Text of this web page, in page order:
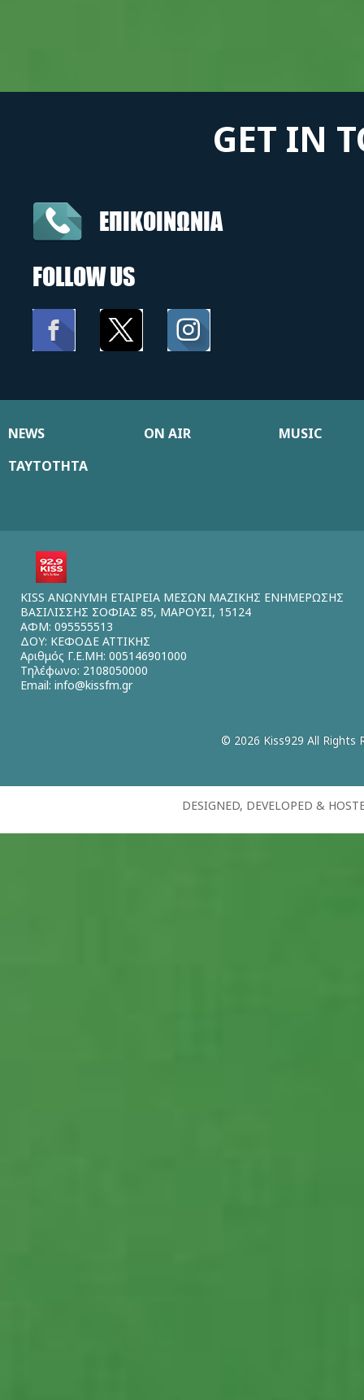
GET IN
ΕΠΙΚΟΙΝΩΝΙΑ
FOLLOW US
NEWS ON AIR
MUSIC
ΤΑΥΤΟΤΗΤΑ
KISS ΑΝΩΝΥΜΗ ΕΤΑΙΡΕΙΑ ΜΕΣΩΝ ΜΑΖΙΚΗΣ ΕΝΗΜΕΡΩΣΗΣ
ΒΑΣΙΛΙΣΣΗΣ ΣΟΦΙΑΣ 85, ΜΑΡΟΥΣΙ, 15124
ΑΦΜ: 095555513
ΔΟΥ: ΚΕΦΟΔΕ ΑΤΤΙΚΗΣ
Αριθμός Γ.Ε.ΜΗ: 005146901000
Τηλέφωνο: 2108050000
Email: info@kissfm.gr
© 2026 Kiss929 All Rights
DESIGNED, DEVELOPED &